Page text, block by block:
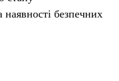
безпечних